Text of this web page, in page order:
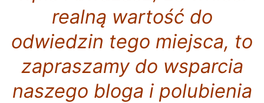
realną wartość do
odwiedzin tego miejsca, to
zapraszamy do wsparcia
naszego bloga i polubienia